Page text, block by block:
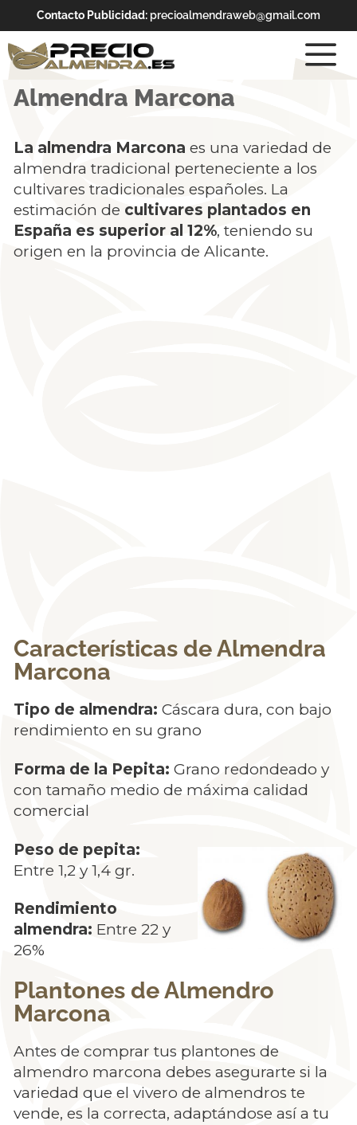
Contacto Publicidad: precioalmendraweb@gmail.com
Almendra Marcona
La almendra Marcona es una variedad de
almendra tradicional perteneciente a los
cultivares tradicionales españoles. La
estimación de cultivares plantados en
España es superior al 12%, teniendo su
origen en la provincia de Alicante.
Características de Almendra
Marcona
Tipo de almendra: Cáscara dura, con bajo
rendimiento en su grano
Forma de la Pepita: Grano redondeado y
con tamaño medio de máxima calidad
comercial
Peso de pepita:
Entre 1,2 y 1,4 gr.
Rendimiento
almendra: Entre 22 y
26%
Plantones de Almendro
Marcona
Antes de comprar tus plantones de
almendro marcona debes asegurarte si la
variedad que el vivero de almendros te
vende, es la correcta, adaptándose así a tu